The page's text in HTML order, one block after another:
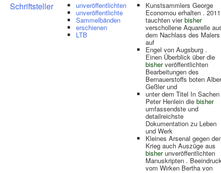
Schriftsteller unveröffentlichten
unveröffentlichte
Sammelbänden
erschienen
LTB
Kunstsammlers George
Economou erhalten . 2011
tauchten vierbisher
verschollene Aquarelle
dem Nachlass des Malers
auf
Engel von Augsburg .
Einen Überblick über die
bisherveröffentlichten
Bearbeitungen des
Bernauerstoffs boten
Geßler und
unter dem Titel In Sachen
Peter Henlein die bisher
umfassendste und
detailreichste
Dokumentation zu Leben
und Werk
Kleines Arsenal gegen
Krieg auch Auszüge aus
bisherunveröffentlichten
Manuskripten .
vom Wirken Bertha von